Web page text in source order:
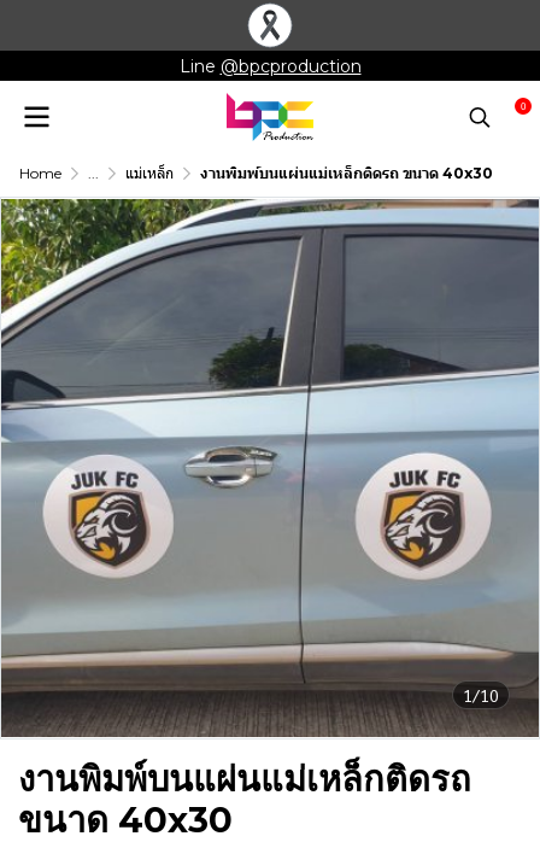
Line @bpcproduction
0
Home ... แม่เหล็ก งานพิมพ์บนแผ่นแม่เหล็กติดรถ ขนาด 40x30
1/10
งานพิมพ์บนแผ่นแม่เหล็กติดรถ
ขนาด 40x30